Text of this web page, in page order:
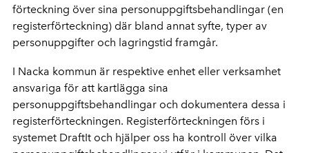
förteckning över sina personuppgiftsbehandlingar (en
registerförteckning) där bland annat syfte, typer av
personuppgifter och lagringstid framgår.
I Nacka kommun är respektive enhet eller verksamhet
ansvariga för att kartlägga sina
personuppgiftsbehandlingar och dokumentera dessa i
registerförteckningen. Registerförteckningen förs i
systemet DraftIt och hjälper oss ha kontroll över vilka